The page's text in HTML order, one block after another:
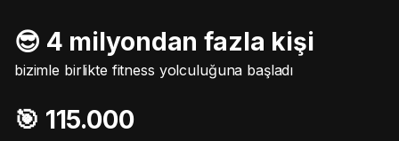
😎 4 milyondan fazla kişi
bizimle birlikte fitness yolculuğuna başladı
🎯️ 115.000